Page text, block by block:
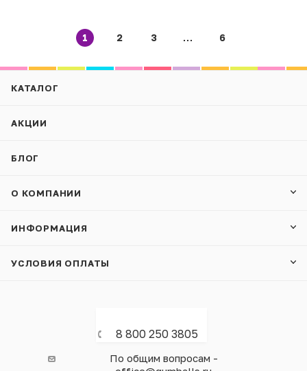
1 2 3 6
КАТАЛОГ
АКЦИИ
БЛОГ
О КОМПАНИИ
ИНФОРМАЦИЯ
УСЛОВИЯ ОПЛАТЫ
8 800 250 3805
По общим вопросам -